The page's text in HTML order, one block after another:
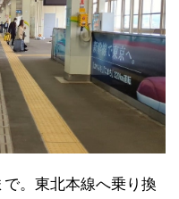
。東北本線へ乗り換